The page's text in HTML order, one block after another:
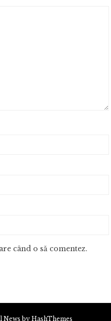
când o să comentez.
News by HashThemes